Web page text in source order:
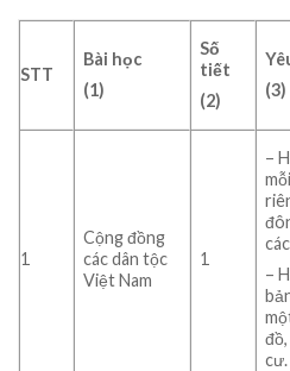
STT
Bài học
(1)
Số
tiết
(2)
(3)
1
Cộng đồng
các dân tộc
Việt Nam
1
–
–
cư.